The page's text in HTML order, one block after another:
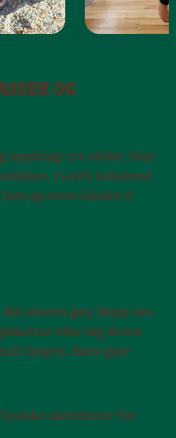
OG
oppdrag: tre sklier, fem
I Leo’s Lekeland
og store hindre å
ekstra gøy. Hopp tau
eller lag deres
i hagen. Barn gjør
fysiske aktiviteter for